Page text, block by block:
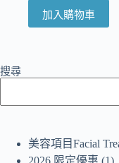
加入購物車
搜尋
美容項目Facial